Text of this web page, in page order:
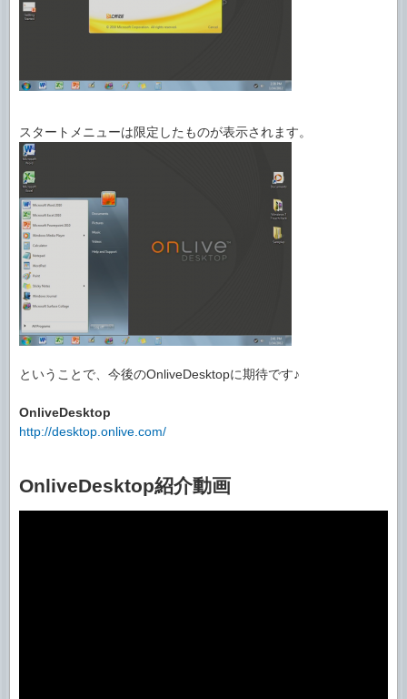
スタートメニューは限定したものが表示されます。
ということで、今後のOnliveDesktopに期待です♪
OnliveDesktop
http://desktop.onlive.com/
OnliveDesktop紹介動画